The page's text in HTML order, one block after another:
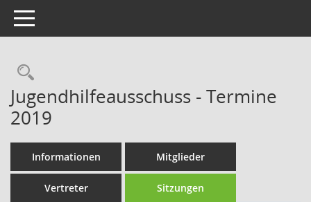
Toggle navigation
Rechercheauswahl
Jugendhilfeausschuss - Termine
2019
Informationen Mitglieder
Vertreter Sitzungen